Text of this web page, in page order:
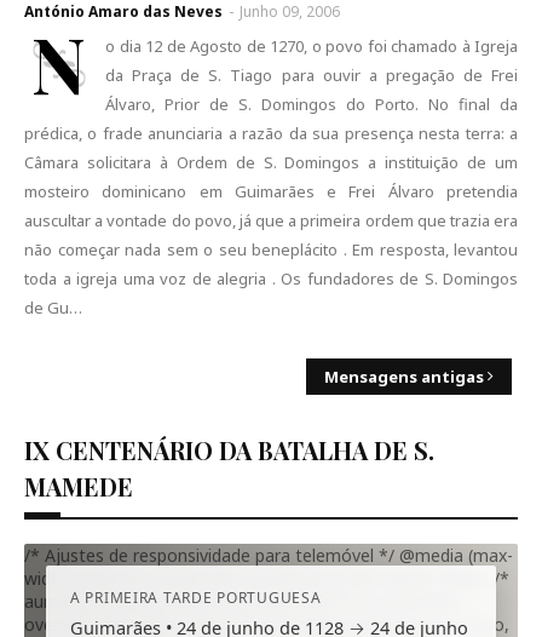
António Amaro das Neves - Junho 09, 2006
N
o dia 12 de Agosto de 1270, o povo foi chamado à Igreja
da Praça de S. Tiago para ouvir a pregação de Frei
Álvaro, Prior de S. Domingos do Porto. No final da
prédica, o frade anunciaria a razão da sua presença nesta terra: a
Câmara solicitara à Ordem de S. Domingos a instituição de um
mosteiro dominicano em Guimarães e Frei Álvaro pretendia
auscultar a vontade do povo, já que a primeira ordem que trazia era
não começar nada sem o seu beneplácito . Em resposta, levantou
toda a igreja uma voz de alegria . Os fundadores de S. Domingos
de Gu…
Mensagens antigas
IX CENTENÁRIO DA BATALHA DE S.
MAMEDE
A PRIMEIRA TARDE PORTUGUESA
Guimarães • 24 de junho de 1128 → 24 de junho
/* Ajustes de responsividade para telemóvel */ @media (max-
width: 600px) { .s-mamede-countdown { min-height: 380px; /*
aumenta a altura mínima no telemóvel */ } .s-mamede-
overlay { align-items: flex-start; /* cartão encostado ao topo,